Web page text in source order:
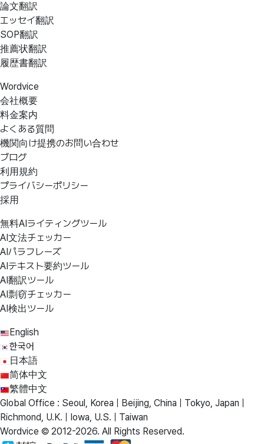
論文翻訳
エッセイ翻訳
SOP翻訳
推薦状翻訳
履歴書翻訳
Wordvice
会社概要
料金案内
よくある質問
機関向け提携のお問い合わせ
ブログ
利用規約
プライバシーポリシー
採用
無料AIライティングツール
AI文法チェッカー
AIパラフレーズ
AIテキスト要約ツール
AI翻訳ツール
AI剽窃チェッカー
AI検出ツール
English
한국어
日本語
简体中文
繁體中文
Global Office : Seoul, Korea | Beijing, China | Tokyo, Japan |
Richmond, U.K. | Iowa, U.S. | Taiwan
Wordvice © 2012-2026. All Rights Reserved.